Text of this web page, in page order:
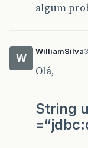
algum
W
WilliamSilva
Olá,
String